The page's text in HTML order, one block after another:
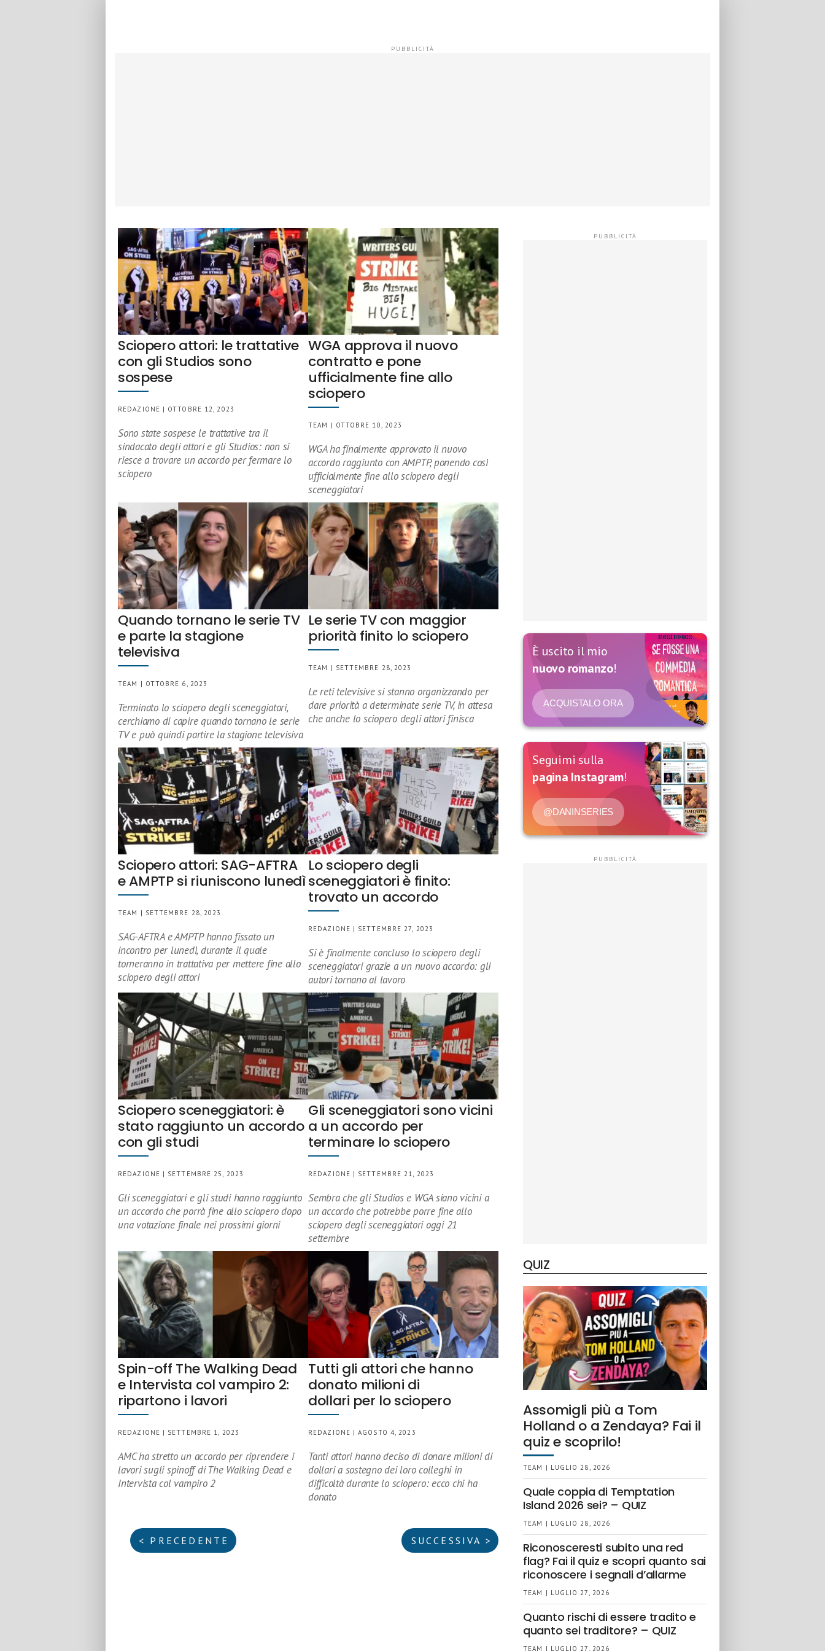
Sciopero attori: le trattative
con gli Studios sono
sospese
REDAZIONE | OTTOBRE 12, 2023
Sono state sospese le trattative tra il
sindacato degli attori e gli Studios: non si
riesce a trovare un accordo per fermare lo
sciopero
WGA approva il nuovo
contratto e pone
ufficialmente fine allo
sciopero
TEAM | OTTOBRE 10, 2023
WGA ha finalmente approvato il nuovo
accordo raggiunto con AMPTP, ponendo così
ufficialmente fine allo sciopero degli
sceneggiatori
Quando tornano le serie TV
e parte la stagione
televisiva
TEAM | OTTOBRE 6, 2023
Terminato lo sciopero degli sceneggiatori,
cerchiamo di capire quando tornano le serie
TV e può quindi partire la stagione televisiva
Le serie TV con maggior
priorità finito lo sciopero
TEAM | SETTEMBRE 28, 2023
Le reti televisive si stanno organizzando per
dare priorità a determinate serie TV, in attesa
che anche lo sciopero degli attori finisca
Sciopero attori: SAG-AFTRA
e AMPTP si riuniscono lunedì
TEAM | SETTEMBRE 28, 2023
SAG-AFTRA e AMPTP hanno fissato un
incontro per lunedì, durante il quale
torneranno in trattativa per mettere fine allo
sciopero degli attori
Lo sciopero degli
sceneggiatori è finito:
trovato un accordo
REDAZIONE | SETTEMBRE 27, 2023
Si è finalmente concluso lo sciopero degli
sceneggiatori grazie a un nuovo accordo: gli
autori tornano al lavoro
Sciopero sceneggiatori: è
stato raggiunto un accordo
con gli studi
REDAZIONE | SETTEMBRE 25, 2023
Gli sceneggiatori e gli studi hanno raggiunto
un accordo che porrà fine allo sciopero dopo
una votazione finale nei prossimi giorni
Gli sceneggiatori sono vicini
a un accordo per
terminare lo sciopero
REDAZIONE | SETTEMBRE 21, 2023
Sembra che gli Studios e WGA siano vicini a
un accordo che potrebbe porre fine allo
sciopero degli sceneggiatori oggi 21
settembre
Spin-off The Walking Dead
e Intervista col vampiro 2:
ripartono i lavori
REDAZIONE | SETTEMBRE 1, 2023
AMC ha stretto un accordo per riprendere i
lavori sugli spinoff di The Walking Dead e
Intervista col vampiro 2
Tutti gli attori che hanno
donato milioni di
dollari per lo sciopero
REDAZIONE | AGOSTO 4, 2023
Tanti attori hanno deciso di donare milioni di
dollari a sostegno dei loro colleghi in
difficoltà durante lo sciopero: ecco chi ha
donato
< PRECEDENTE SUCCESSIVA >
È uscito il mio
nuovo romanzo!
ACQUISTALO ORA
Seguimi sulla
pagina Instagram!
@DANINSERIES
QUIZ
Assomigli più a Tom
Holland o a Zendaya? Fai il
quiz e scoprilo!
TEAM | LUGLIO 28, 2026
Quale coppia di Temptation
Island 2026 sei? – QUIZ
TEAM | LUGLIO 28, 2026
Riconosceresti subito una red
flag? Fai il quiz e scopri quanto sai
riconoscere i segnali d’allarme
TEAM | LUGLIO 27, 2026
Quanto rischi di essere tradito e
quanto sei traditore? – QUIZ
TEAM | LUGLIO 27, 2026